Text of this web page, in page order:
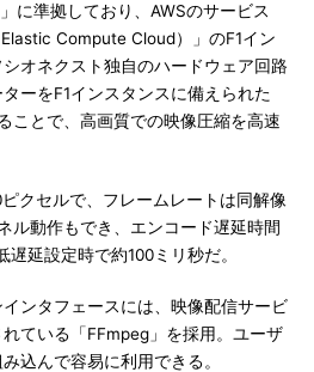
に準拠しており、AWSのサービス
Compute Cloud）」のF1イン
オネクスト独自のハードウェア回路
ーをF1インスタンスに備えられた
ことで、高画質での映像圧縮を高速
クセルで、フレームレートは同解像
ル動作もでき、エンコード遅延時間
延設定時で約100ミリ秒だ。
ンタフェースには、映像配信サービ
ている「FFmpeg」を採用。ユーザ
込んで容易に利用できる。